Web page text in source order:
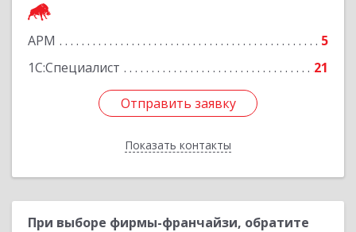
АРМ
5
1С:Специалист
21
Отправить заявку
Показать контакты
Подробнее
Отправить заявку
Назад
При выборе фирмы-франчайзи, обратите